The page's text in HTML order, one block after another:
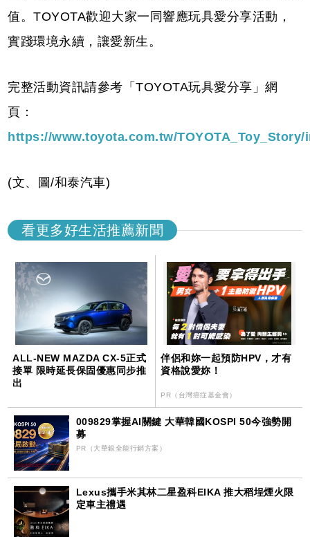
值。TOYOTA歡迎大家一同響應玩具愛分享活動，
實踐環境永續，讓愛新生。
完整活動資訊請參考「TOYOTA玩具愛分享」網
頁：
https://www.toyota.com.tw/
(文、圖/和泰汽車)
看更多好生活推薦新聞
ALL-NEW MAZDA CX-5正式
接單 限時延長保固優惠同步推
出
伴侶和妳一起預防HPV，才有
資格說愛妳！
PR（台灣癌症基金會）
009829掌握AI關鍵 大華韓國KOSPI 50今強勢開
募
PR（大華銀全能行銷方案）
Lexus攜手米其林二星盈科EIKA 推大稻埕煙火限
定車主禮遇